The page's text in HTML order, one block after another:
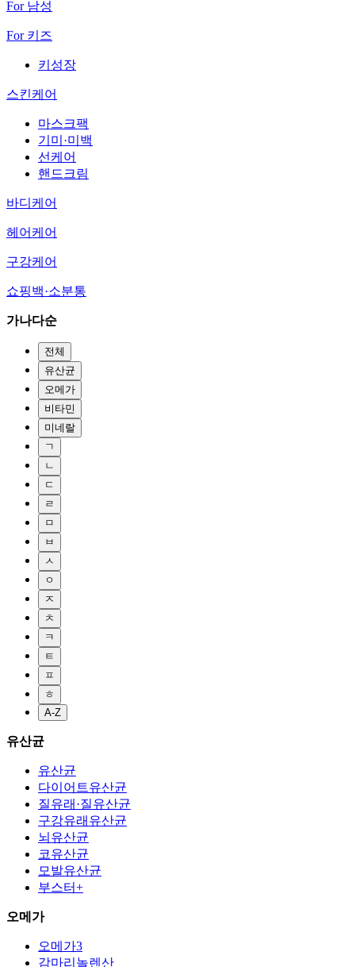
For 남성
For 키즈
키성장
스킨케어
마스크팩
기미·미백
선케어
핸드크림
바디케어
헤어케어
구강케어
쇼핑백·소분통
가나다순
전체
유산균
오메가
비타민
미네랄
ㄱ
ㄴ
ㄷ
ㄹ
ㅁ
ㅂ
ㅅ
ㅇ
ㅈ
ㅊ
ㅋ
ㅌ
ㅍ
ㅎ
A-Z
유산균
유산균
다이어트유산균
질유래·질유산균
구강유래유산균
뇌유산균
코유산균
모발유산균
부스터+
오메가
오메가3
감마리놀렌산